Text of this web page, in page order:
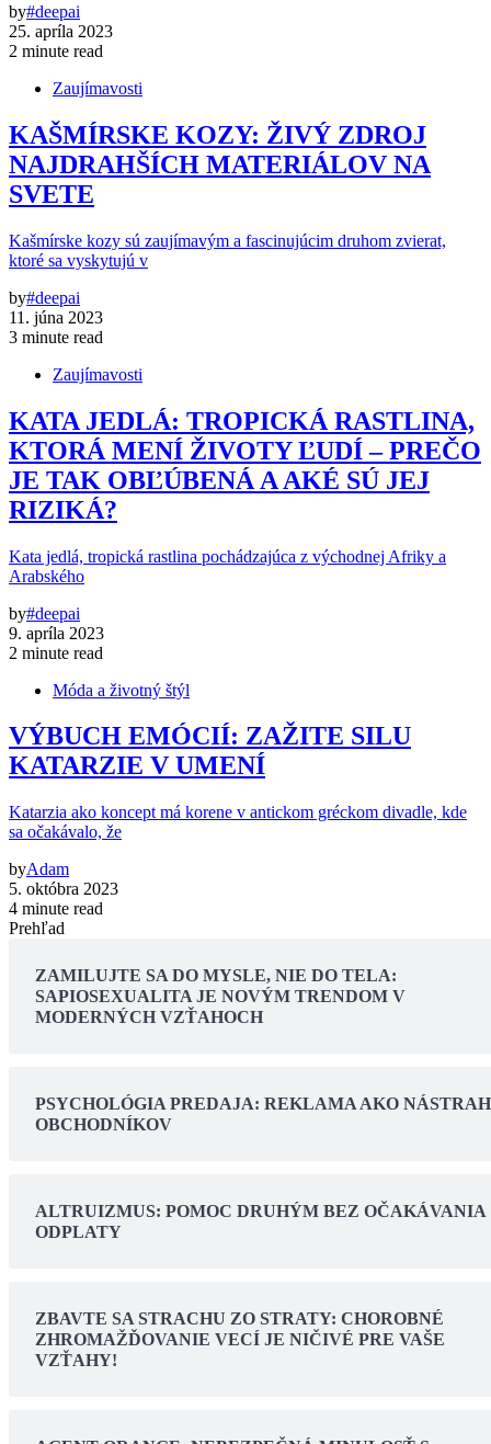
by#deepai
25. apríla 2023
2 minute read
Zaujímavosti
KAŠMÍRSKE KOZY: ŽIVÝ ZDROJ
NAJDRAHŠÍCH MATERIÁLOV NA
SVETE
Kašmírske kozy sú zaujímavým a fascinujúcim druhom zvierat,
ktoré sa vyskytujú v
by#deepai
11. júna 2023
3 minute read
Zaujímavosti
KATA JEDLÁ: TROPICKÁ RASTLINA,
KTORÁ MENÍ ŽIVOTY ĽUDÍ – PREČO
JE TAK OBĽÚBENÁ A AKÉ SÚ JEJ
RIZIKÁ?
Kata jedlá, tropická rastlina pochádzajúca z východnej Afriky a
Arabského
by#deepai
9. apríla 2023
2 minute read
Móda a životný štýl
VÝBUCH EMÓCIÍ: ZAŽITE SILU
KATARZIE V UMENÍ
Katarzia ako koncept má korene v antickom gréckom divadle, kde
sa očakávalo, že
byAdam
5. októbra 2023
4 minute read
Prehľad
ZAMILUJTE SA DO MYSLE, NIE DO TELA:
SAPIOSEXUALITA JE NOVÝM TRENDOM V
MODERNÝCH VZŤAHOCH
PSYCHOLÓGIA PREDAJA: REKLAMA AKO
OBCHODNÍKOV
ALTRUIZMUS: POMOC DRUHÝM BEZ OČAKÁVANIA
ODPLATY
ZBAVTE SA STRACHU ZO STRATY: CHOROBNÉ
ZHROMAŽĎOVANIE VECÍ JE NIČIVÉ PRE VAŠE
VZŤAHY!